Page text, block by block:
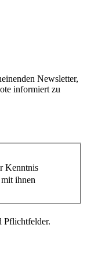
Newsletter,
informiert zu
Kenntnis
ihnen
Pflichtfelder.